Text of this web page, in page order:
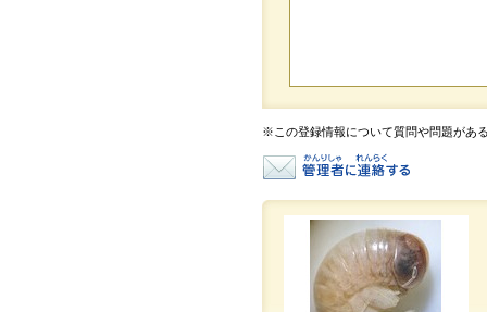
※この登録情報について質問や問題があ